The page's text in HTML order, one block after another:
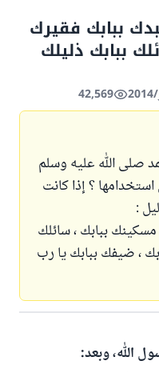
ببابك فقيرك
ببابك ذليلك
42,569
صلى الله عليه وسلم
؟ إذا كانت
:
مسكينك ببابك ، سائلك
، ضيفك ببابك يا رب
الله، وبعد: